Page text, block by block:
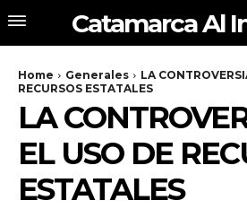
Catamarca Al
Home Generales
LA
RECURSOS ESTATALES
LA
EL USO DE
ESTATALES